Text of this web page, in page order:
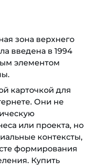
зона верхнего
введена в 1994
элементом
карточкой для
Они не
или проекта, но
контексты,
формирования
Купить